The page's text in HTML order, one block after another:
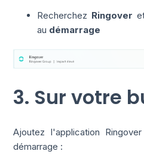
Recherchez Ringover
au démarrage
3. Sur votre
Ajoutez l'application
démarrage :